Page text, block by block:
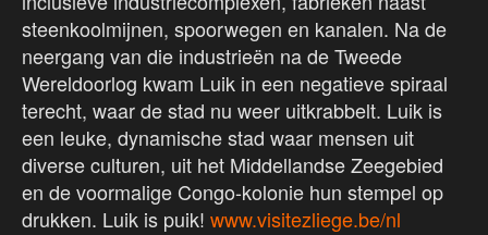
steenkoolmijnen, spoorwegen en kanalen. Na de
neergang van die industrieën na de Tweede
Wereldoorlog kwam Luik in een negatieve spiraal
terecht, waar de stad nu weer uitkrabbelt. Luik is
een leuke, dynamische stad waar mensen uit
diverse culturen, uit het Middellandse Zeegebied
en de voormalige Congo-kolonie hun stempel op
drukken. Luik is puik! www.visitezliege.be/nl